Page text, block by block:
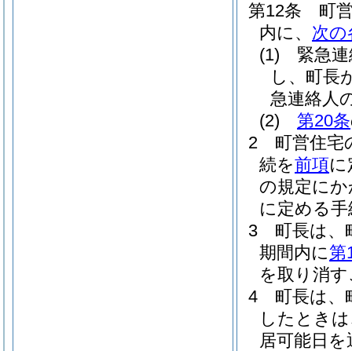
第12条
町
内に、 次の
(1)
緊急
し、町長
急連絡人
(2)
第20条
2
町営住宅
続を前項
の規定に
に定める
3
町長は、
期間内に第
を取り消
4
町長は、
したとき
居可能日